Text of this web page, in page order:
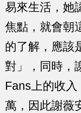
易來生活，她
焦點，就會朝
的了解，應該
對」，同時，
Fans上的收
萬，因此謝薇